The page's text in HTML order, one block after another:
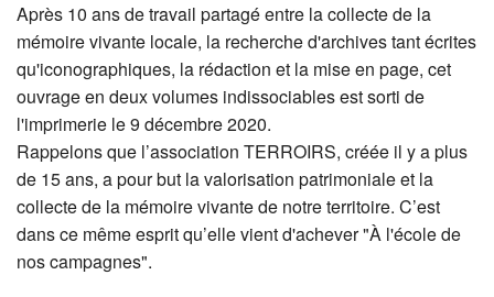
Après 10 ans de travail partagé entre la collecte de la
mémoire vivante locale, la recherche d'archives tant écrites
qu'iconographiques, la rédaction et la mise en page, cet
ouvrage en deux volumes indissociables est sorti de
l'imprimerie le 9 décembre 2020.
Rappelons que l’association TERROIRS, créée il y a plus
de 15 ans, a pour but la valorisation patrimoniale et la
collecte de la mémoire vivante de notre territoire. C’est
dans ce même esprit qu’elle vient d'achever "À l'école de
nos campagnes".